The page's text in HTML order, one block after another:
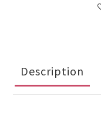
Description